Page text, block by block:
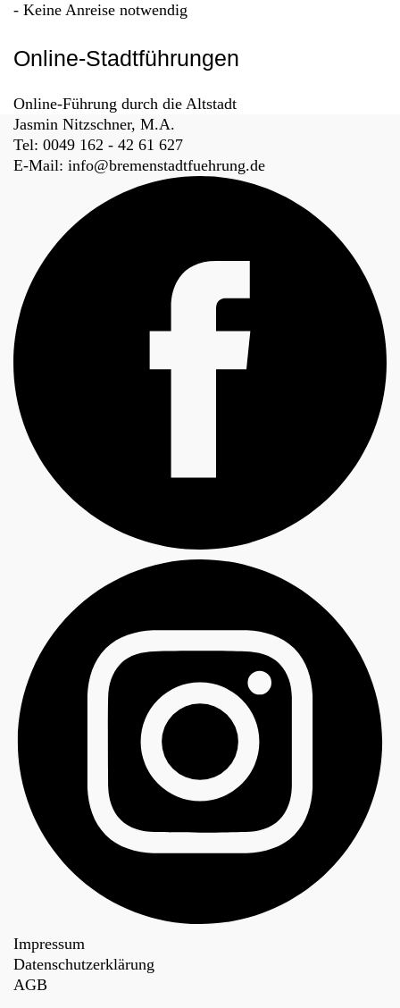
- Keine Anreise notwendig
Online-Stadtführungen
Online-Führung durch die Altstadt
Fussbereich
Jasmin Nitzschner, M.A.
Tel: 0049 162 - 42 61 627
E-Mail: info@bremenstadtfuehrung.de
Impressum
Datenschutzerklärung
AGB